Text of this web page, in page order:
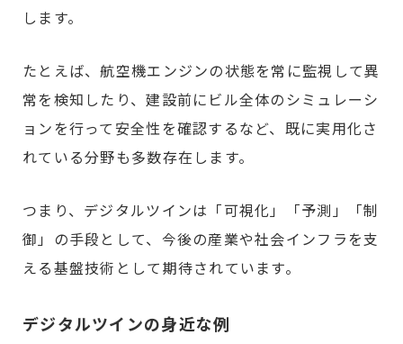
します。
たとえば、航空機エンジンの状態を常に監視して異
常を検知したり、建設前にビル全体のシミュレーシ
ョンを行って安全性を確認するなど、既に実用化さ
れている分野も多数存在します。
つまり、デジタルツインは「可視化」「予測」「制
御」の手段として、今後の産業や社会インフラを支
える基盤技術として期待されています。
デジタルツインの身近な例